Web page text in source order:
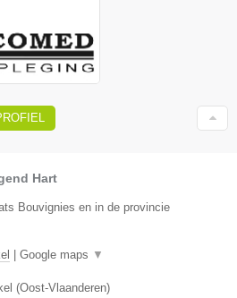
Hart
Bouvignies en in de provincie
| Google maps ▼
(Oost-Vlaanderen)